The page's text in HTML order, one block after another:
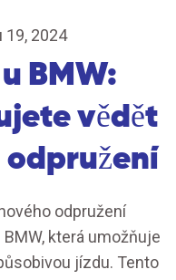
19, 2024
BMW:
vědět
odpružení
která umožňuje
jízdu. Tento